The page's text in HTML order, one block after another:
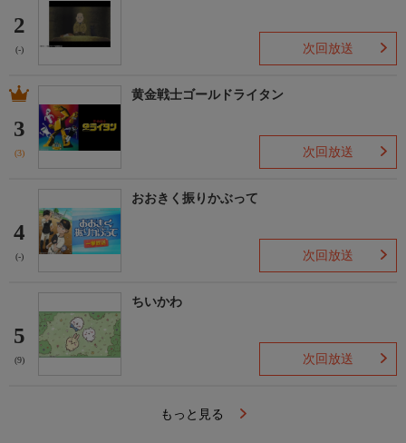
番組詳細内容2
バレーボールにかける高校生たちの熱い青春ドラマが人気を博
ー!!」。海外でもヒットし、今では現役バレーボール選手も愛読
する名作で、2014年にはテレビアニメ化もされた。2020年に
MBS・TBS系列で放送されたテレビアニメ第4期『ハイキュー!!
TO THE TOP』を放送。
【スポーツ満載365日！GAORA SPORTS】
番組の詳細やプレゼントなど、ホームページには情報満載！
https://www.gaora.co.jp/
X:@gaora_senden/Instagram:@gaora_sports
公式PRキャラクター「ガオやん」
https://www.gaora.co.jp/gaoyan/
2
(-) 次回放送
3
(3)
黄金戦士ゴールドライタン
次回放送
4
(-)
おおきく振りかぶって
次回放送
5
(9)
ちいかわ
次回放送
もっと見る